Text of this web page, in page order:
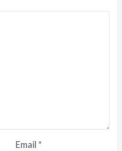
Email*